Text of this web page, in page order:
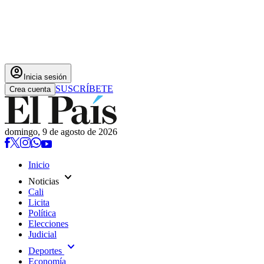
account_circle Inicia sesión
Crea cuenta SUSCRÍBETE
domingo, 9 de agosto de 2026
Inicio
Noticias expand_more
Cali
Licita
Política
Elecciones
Judicial
Deportes expand_more
Economía